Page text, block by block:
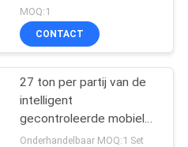
van de
56
Landbouwdroogmachine
MOQ:1
CONTACT
27 ton per partij van de
intelligent
gecontroleerde mobiele
droger
Onderhandelbaar MOQ:1 Set